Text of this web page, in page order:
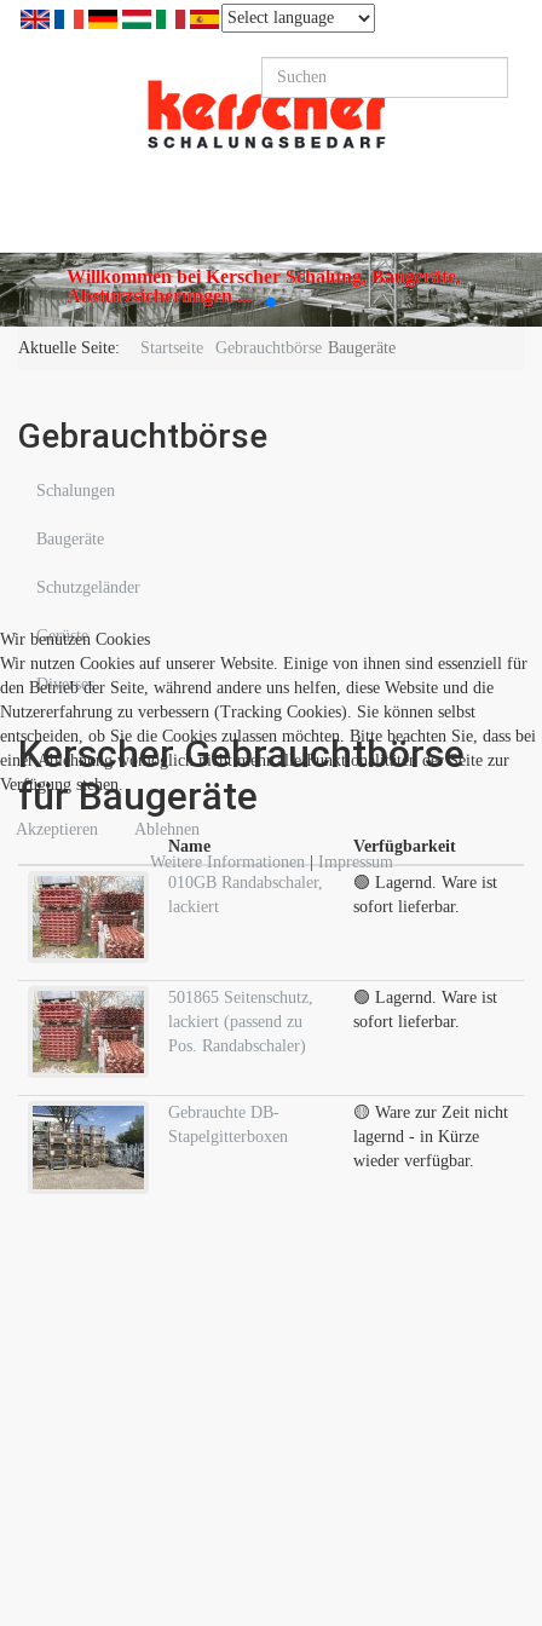
Willkommen bei Kerscher Schalung, Baugeräte,
Absturzsicherungen ...
Aktuelle Seite: Startseite Gebrauchtbörse Baugeräte
Gebrauchtbörse
Schalungen
Baugeräte
Schutzgeländer
Gerüste
Diverses
Kerscher Gebrauchtbörse
für Baugeräte
Name
Verfügbarkeit
010GB Randabschaler,
lackiert
🟢 Lagernd. Ware ist
sofort lieferbar.
501865 Seitenschutz,
lackiert (passend zu
Pos. Randabschaler)
🟢 Lagernd. Ware ist
sofort lieferbar.
Gebrauchte DB-
Stapelgitterboxen
🟡 Ware zur Zeit nicht
lagernd - in Kürze
wieder verfügbar.
Wir benutzen Cookies
Wir nutzen Cookies auf unserer Website. Einige von ihnen sind essenziell für
den Betrieb der Seite, während andere uns helfen, diese Website und die
Nutzererfahrung zu verbessern (Tracking Cookies). Sie können selbst
entscheiden, ob Sie die Cookies zulassen möchten. Bitte beachten Sie, dass bei
einer Ablehnung womöglich nicht mehr alle Funktionalitäten der Seite zur
Verfügung stehen.
Akzeptieren
Ablehnen
Weitere Informationen|Impressum